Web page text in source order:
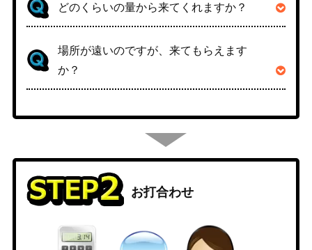
どのくらいの量から来てくれますか？
場所が遠いのですが、来てもらえます
か？
お打合わせ